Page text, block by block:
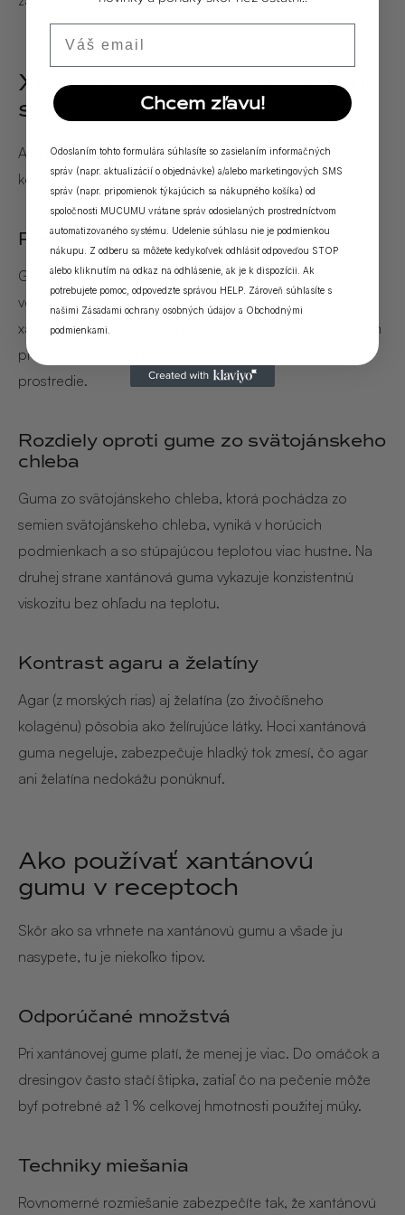
Xantánová guma v porovnaní
s inými zahusťovadlami
Ako si xantánová guma stojí v porovnaní so svojimi
kolegami?
Porovnanie s guarovou gumou
Guarová guma, ktorá sa získava z guarových bôbov, má
veľa spoločného s xantánovou gumou. Avšak zatiaľ čo
xantánová guma zostáva stabilná pri rôznych hodnotách
pH, guarová guma uprednostňuje neutrálnejšie
prostredie.
Rozdiely oproti gume zo svätojánskeho
chleba
Guma zo svätojánskeho chleba, ktorá pochádza zo
semien svätojánskeho chleba, vyniká v horúcich
podmienkach a so stúpajúcou teplotou viac hustne. Na
druhej strane xantánová guma vykazuje konzistentnú
viskozitu bez ohľadu na teplotu.
Kontrast agaru a želatíny
Agar (z morských rias) aj želatína (zo živočíšneho
kolagénu) pôsobia ako želírujúce látky. Hoci xantánová
guma negeluje, zabezpečuje hladký tok zmesí, čo agar
ani želatína nedokážu ponúknuť.
Ako používať xantánovú
gumu v receptoch
Skôr ako sa vrhnete na xantánovú gumu a všade ju
nasypete, tu je niekoľko tipov.
Odporúčané množstvá
Pri xantánovej gume platí, že menej je viac. Do omáčok a
dresingov často stačí štipka, zatiaľ čo na pečenie môže
byť potrebné až 1 % celkovej hmotnosti použitej múky.
Techniky miešania
Rovnomerné rozmiešanie zabezpečíte tak, že xantánovú
Chcem zľavu!
Odoslaním tohto formulára súhlasíte so zasielaním informačných
správ (napr. aktualizácií o objednávke) a/alebo marketingových SMS
správ (napr. pripomienok týkajúcich sa nákupného košíka) od
spoločnosti MUCUMU vrátane správ odosielaných prostredníctvom
automatizovaného systému. Udelenie súhlasu nie je podmienkou
nákupu. Z odberu sa môžete kedykoľvek odhlásiť odpoveďou STOP
alebo kliknutím na odkaz na odhlásenie, ak je k dispozícii. Ak
potrebujete pomoc, odpovedzte správou HELP. Zároveň súhlasíte s
našimi Zásadami ochrany osobných údajov a Obchodnými
podmienkami